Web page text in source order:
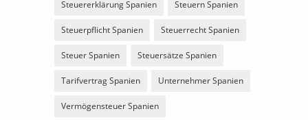
Steuererklärung Spanien Steuern Spanien
Steuerpflicht Spanien Steuerrecht Spanien
Steuer Spanien Steuersätze Spanien
Tarifvertrag Spanien Unternehmer Spanien
Vermögensteuer Spanien